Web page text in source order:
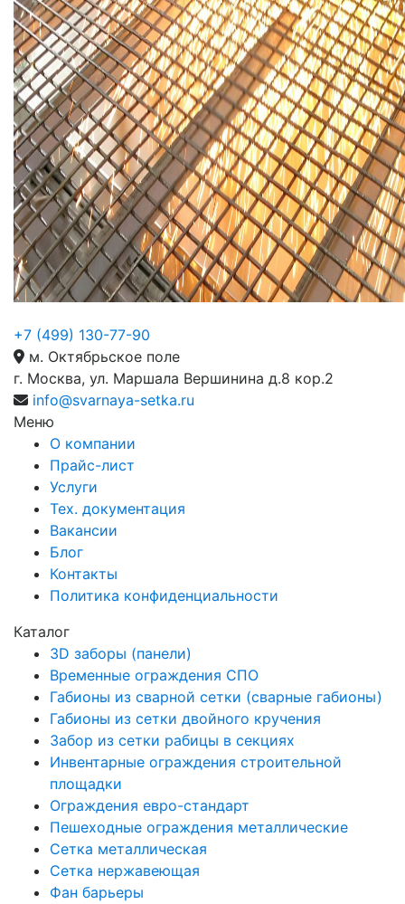
+7 (499) 130-77-90
м. Октябрьское поле
г. Москва, ул. Маршала Вершинина д.8 кор.2
info@svarnaya-setka.ru
Меню
О компании
Прайс-лист
Услуги
Тех. документация
Вакансии
Блог
Контакты
Политика конфиденциальности
Каталог
3D заборы (панели)
Временные ограждения СПО
Габионы из сварной сетки (сварные габионы)
Габионы из сетки двойного кручения
Забор из сетки рабицы в секциях
Инвентарные ограждения строительной
площадки
Ограждения евро-стандарт
Пешеходные ограждения металлические
Сетка металлическая
Сетка нержавеющая
Фан барьеры